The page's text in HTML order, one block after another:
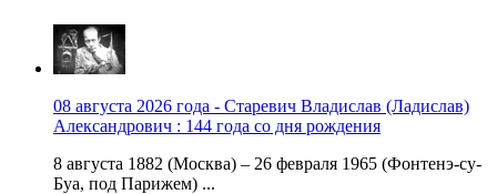
08 августа 2026 года - Старевич Владислав (Ладислав)
Александрович : 144 года со дня рождения
8 августа 1882 (Москва) – 26 февраля 1965 (Фонтенэ-су-
Буа, под Парижем) ...